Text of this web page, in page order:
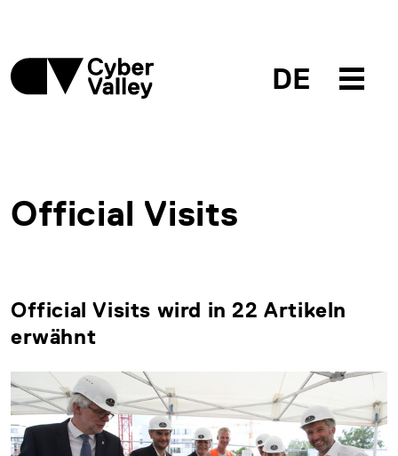
DE
Official Visits
Official Visits wird in 22 Artikeln
erwähnt